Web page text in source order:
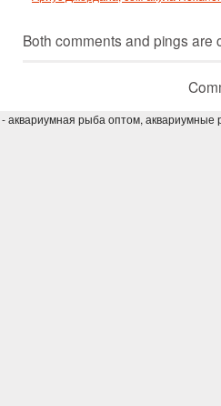
Both comments and pings are
- аквариумная рыба оптом,